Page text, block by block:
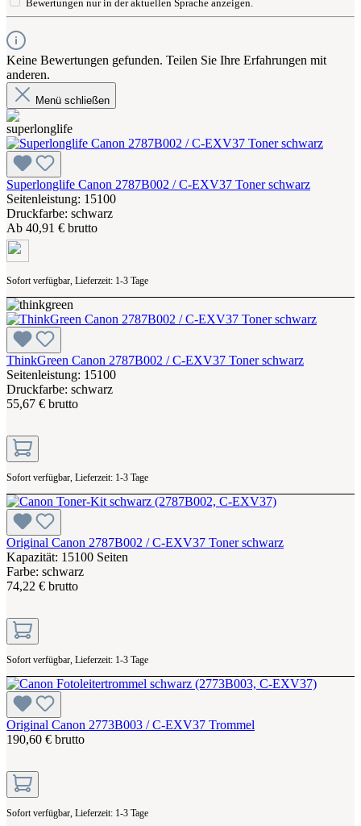
Bewertungen nur in der aktuellen Sprache anzeigen.
Keine Bewertungen gefunden. Teilen Sie Ihre Erfahrungen mit
anderen.
Menü schließen
Superlonglife Canon 2787B002 / C-EXV37 Toner schwarz
Seitenleistung: 15100
Druckfarbe: schwarz
Ab 40,91 € brutto
Sofort verfügbar, Lieferzeit: 1-3 Tage
ThinkGreen Canon 2787B002 / C-EXV37 Toner schwarz
Seitenleistung: 15100
Druckfarbe: schwarz
55,67 € brutto
Sofort verfügbar, Lieferzeit: 1-3 Tage
Original Canon 2787B002 / C-EXV37 Toner schwarz
Kapazität: 15100 Seiten
Farbe: schwarz
74,22 € brutto
Sofort verfügbar, Lieferzeit: 1-3 Tage
Original Canon 2773B003 / C-EXV37 Trommel
190,60 € brutto
Sofort verfügbar, Lieferzeit: 1-3 Tage